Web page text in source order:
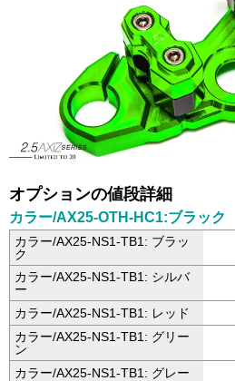
オプションの値段詳細
カラー/AX25-OTH-HC1:ブラック
カラー/AX25-NS1-TB1: ブラッ
ク
カラー/AX25-NS1-TB1: シルバ
ー
カラー/AX25-NS1-TB1: レッド
カラー/AX25-NS1-TB1: グリー
ン
カラー/AX25-NS1-TB1: グレー